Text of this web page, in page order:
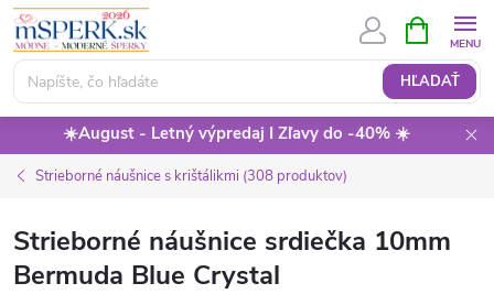
Prejsť
obsah
HĽADAŤ
KOŠÍK
☀️August - Letný výpredaj I Zľavy do -40% ☀️
Strieborné náušnice s krištálikmi (308 produktov)
Strieborné náušnice srdiečka 10mm
Bermuda Blue Crystal